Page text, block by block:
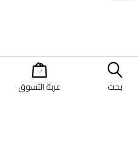
بحث عربة التسوق عن الشركة